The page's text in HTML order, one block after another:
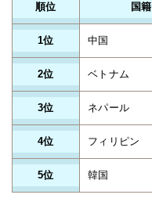
順位 国籍
1位 中国
2位 ベトナム
3位 ネパール
4位 フィリピン
5位 韓国